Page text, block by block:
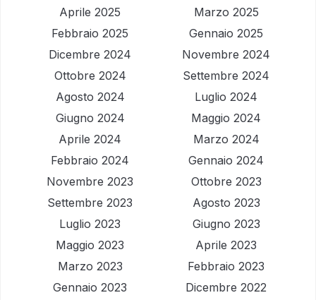
Aprile 2025
Marzo 2025
Febbraio 2025
Gennaio 2025
Dicembre 2024
Novembre 2024
Ottobre 2024
Settembre 2024
Agosto 2024
Luglio 2024
Giugno 2024
Maggio 2024
Aprile 2024
Marzo 2024
Febbraio 2024
Gennaio 2024
Novembre 2023
Ottobre 2023
Settembre 2023
Agosto 2023
Luglio 2023
Giugno 2023
Maggio 2023
Aprile 2023
Marzo 2023
Febbraio 2023
Gennaio 2023
Dicembre 2022